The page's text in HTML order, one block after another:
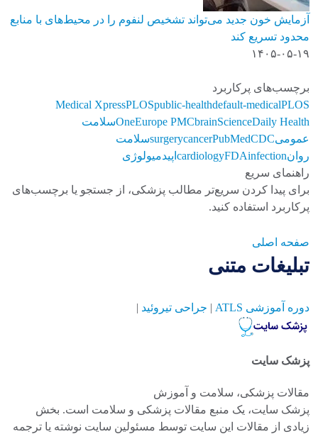
آزمایش خون جدید می‌تواند تشخیص لنفوم را در محیط‌های با منابع
محدود تسریع کند
۱۴۰۵-۰۵-۱۹
برچسب‌های پرکاربرد
Medical XpressPLOSpublic-healthdefault-medicalPLOS
OneEurope PMCbrainScienceDaily Health
سلامت
عمومی
surgerycancerPubMedCDC
سلامت
روان
cardiologyFDAinfection
اپیدمیولوژی
راهنمای سریع
برای پیدا کردن سریع‌تر مطالب پزشکی، از جستجو یا برچسب‌های
پرکاربرد استفاده کنید.
صفحه اصلی
تبلیغات متنی
دوره آموزشی ATLS | جراحی تیروئید |
پزشک سایت
مقالات پزشکی، سلامت و آموزش
پزشک سایت، یک منبع مقالات پزشکی و سلامت است. بخش
زیادی از مقالات این سایت توسط مسئولین سایت نوشته یا ترجمه